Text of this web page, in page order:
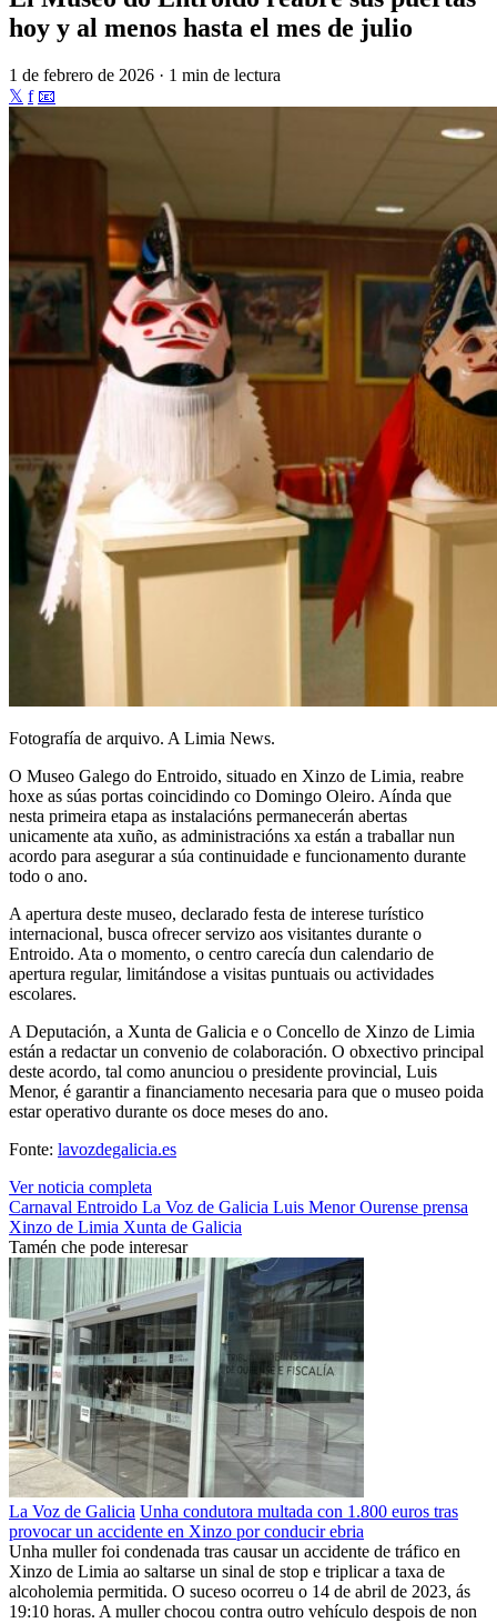
hoy y al menos hasta el mes de julio
1 de febrero de 2026 · 1 min de lectura
𝕏 f 📧
Fotografía de arquivo. A Limia News.
O Museo Galego do Entroido, situado en Xinzo de Limia, reabre
hoxe as súas portas coincidindo co Domingo Oleiro. Aínda que
nesta primeira etapa as instalacións permanecerán abertas
unicamente ata xuño, as administracións xa están a traballar nun
acordo para asegurar a súa continuidade e funcionamento durante
todo o ano.
A apertura deste museo, declarado festa de interese turístico
internacional, busca ofrecer servizo aos visitantes durante o
Entroido. Ata o momento, o centro carecía dun calendario de
apertura regular, limitándose a visitas puntuais ou actividades
escolares.
A Deputación, a Xunta de Galicia e o Concello de Xinzo de Limia
están a redactar un convenio de colaboración. O obxectivo principal
deste acordo, tal como anunciou o presidente provincial, Luis
Menor, é garantir a financiamento necesaria para que o museo poida
estar operativo durante os doce meses do ano.
Fonte: lavozdegalicia.es
Ver noticia completa
Carnaval Entroido La Voz de Galicia Luis MenorOurense prensa
Xinzo de Limia Xunta de Galicia
Tamén che pode interesar
La Voz de Galicia Unha condutora multada con 1.800 euros tras
provocar un accidente en Xinzo por conducir ebria
Unha muller foi condenada tras causar un accidente de tráfico en
Xinzo de Limia ao saltarse un sinal de stop e triplicar a taxa de
alcoholemia permitida. O suceso ocorreu o 14 de abril de 2023, ás
19:10 horas. A muller chocou contra outro vehículo despois de non